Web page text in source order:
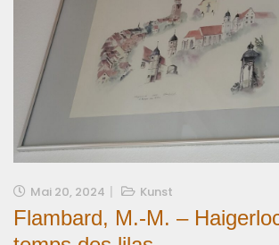
Mai 20, 2024 Kunst
Flambard, M.-M. –